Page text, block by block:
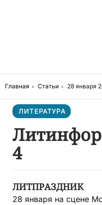
Главная Статьи 28 января
ЛИТЕРАТУРА
4
ЛИТПРАЗДНИК
28 января на сцене